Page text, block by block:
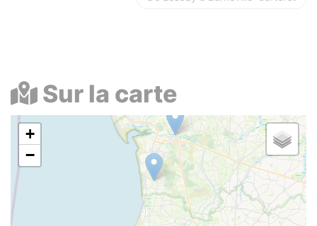
Sur la carte
+
−